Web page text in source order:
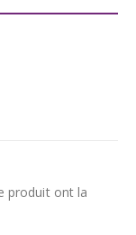
produit ont la